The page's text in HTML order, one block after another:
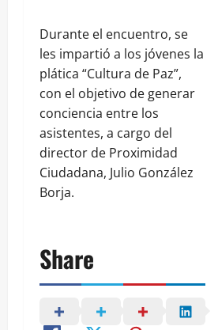
Durante el encuentro, se
les impartió a los jóvenes la
plática “Cultura de Paz”,
con el objetivo de generar
conciencia entre los
asistentes, a cargo del
director de Proximidad
Ciudadana, Julio González
Borja.
Share